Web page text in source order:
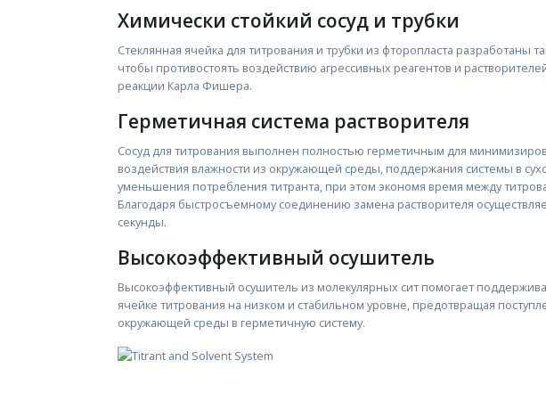
Химически стойкий сосуд и трубки
Стеклянная ячейка для титрования и трубки из фторопласта разработаны
чтобы противостоять воздействию агрессивных реагентов и
реакции Карла Фишера.
Герметичная система растворителя
Сосуд для титрования выполнен полностью герметичным для
воздействия влажности из окружающей среды, поддержания системы в
уменьшения потребления титранта, при этом экономя время между
Благодаря быстросъемному соединению замена растворителя
секунды.
Высокоэффективный осушитель
Высокоэффективный осушитель из молекулярных сит помогает
ячейке титрования на низком и стабильном уровне, предотвращая
окружающей среды в герметичную систему.